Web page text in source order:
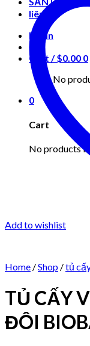
liên hệ
Login
Cart /$0.00 0
No
0
Cart
No products
Add to wishlist
Home /Shop /tủ
TỦ CẤY
ĐÔI